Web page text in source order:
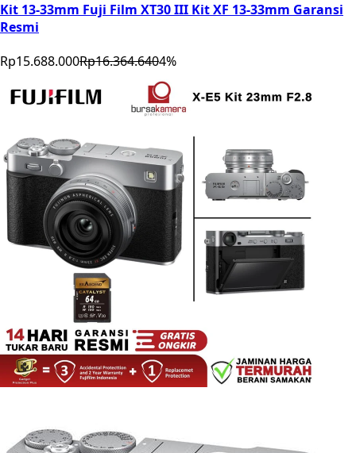
Kit 13-33mm Fuji Film XT30 III Kit XF 13-33mm Garansi
Resmi
Rp15.688.000Rp16.364.6404%